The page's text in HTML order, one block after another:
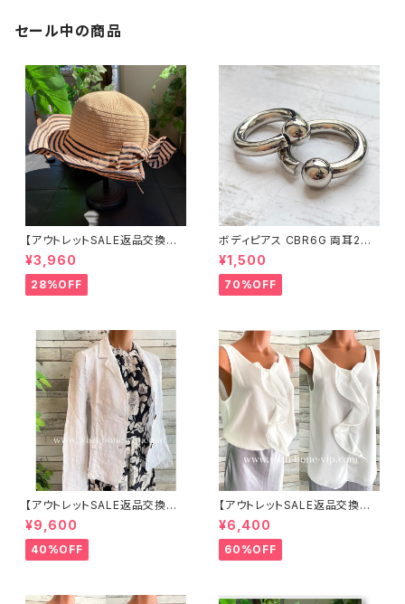
セール中の商品
【アウトレットSALE返品交換不
可8/20まで】つば広サマーハッ
ト・通気性・軽量 ワイヤー入りハ
ット ボーダー＆BIGリボン・女優
帽 UV/紫外線対策 レディースハ
¥3,960
28%OFF
ボディピアス CBR6G 両耳2個
セット 1ボール ネジ式 簡単脱着
サージカルステンレス NY直輸
入
¥1,500
70%OFF
【アウトレットSALE返品交換不
可8/20まで】イタリア製サマー
ジャケット｜Made in ITALY｜
リネン麻 飾りエリ ジャケット/ホ
ワイト
¥9,600
40%OFF
【アウトレットSALE返品交換不
可8/20まで】イタリア製 CASA
DEILUCA ITALY｜前フリル＆B
IGフリルトップス /ホワイト
¥6,400
60%OFF